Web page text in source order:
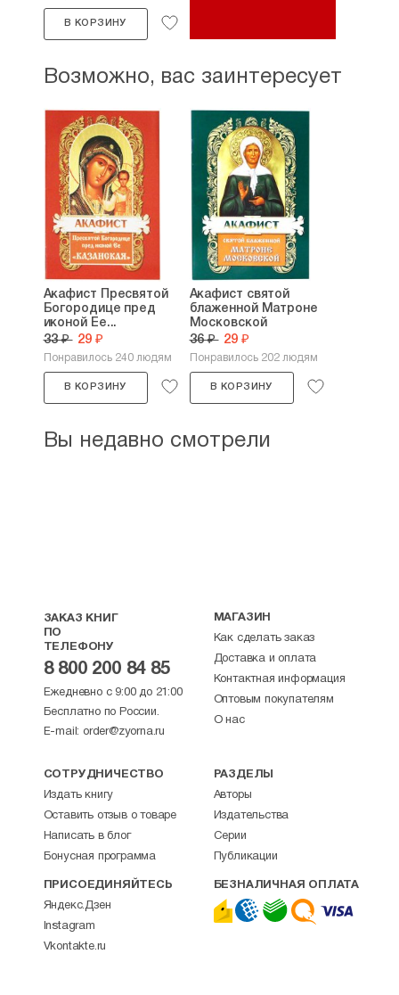
В КОРЗИНУ
Возможно, вас заинтересует
Акафист Пресвятой
Богородице пред
иконой Ее...
33 ₽ 29 ₽
Понравилось 240 людям
В КОРЗИНУ
Акафист святой
блаженной Матроне
Московской
36 ₽ 29 ₽
Понравилось 202 людям
В КОРЗИНУ
Вы недавно смотрели
ЗАКАЗ КНИГ
ПО
ТЕЛЕФОНУ
8 800 200 84 85
Ежедневно с 9:00 до 21:00
Бесплатно по России.
E-mail: order@zyorna.ru
МАГАЗИН
Как сделать заказ
Доставка и оплата
Контактная информация
Оптовым покупателям
О нас
СОТРУДНИЧЕСТВО
Издать книгу
Оставить отзыв о товаре
Написать в блог
Бонусная программа
РАЗДЕЛЫ
Авторы
Издательства
Серии
Публикации
ПРИСОЕДИНЯЙТЕСЬ
Яндекс.Дзен
Instagram
Vkontakte.ru
БЕЗНАЛИЧНАЯ ОПЛАТА